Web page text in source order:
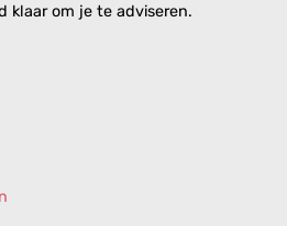
klaar om je te adviseren.